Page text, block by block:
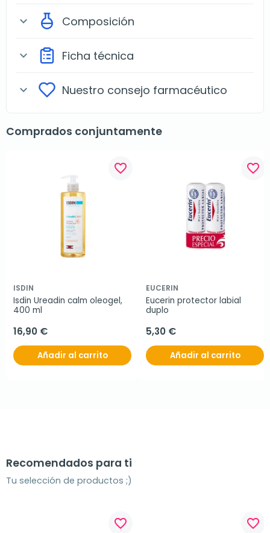
expand_more Composición
expand_more Ficha técnica
expand_more Nuestro consejo farmacéutico
Comprados conjuntamente
favorite_border
ISDIN
Isdin Ureadin calm oleogel,
400 ml
16,90 €
Añadir al carrito
favorite_border
EUCERIN
Eucerin protector labial
duplo
5,30 €
Añadir al carrito
Recomendados para ti
Tu selección de productos ;)
favorite_border favorite_border